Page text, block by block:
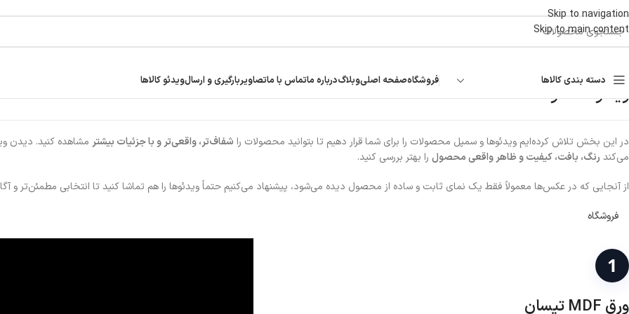
Skip to navigation
Skip to main content
دسته بندی کالاها فروشگاهصفحه اصلیوبلاگدرباره ماتماس با ماتصاویربارگیری و ارسالویدئو کالاها
ویدئو محصولات
در این بخش تلاش کرده‌ایم ویدئوها و سمپل محصولات را برای شما قرار دهیم تا بتوانید محصولات را شفاف‌تر، واقعی‌تر و با جزئیات بیشتر مشاهده کنید. دیدن
می‌کند رنگ، بافت، کیفیت و ظاهر واقعی محصول را بهتر بررسی کنید.
از آنجایی که در عکس‌ها معمولاً فقط یک نمای ثابت و ساده از محصول دیده می‌شود، پیشنهاد می‌کنیم حتماً ویدئوها را هم تماشا کنید تا انتخابی مطمئن‌تر و
فروشگاه
ورق MDF تیسان